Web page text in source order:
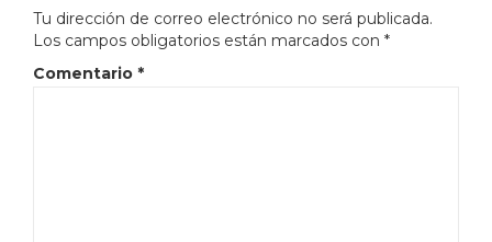
Tu dirección de correo electrónico no será publicada.
Los campos obligatorios están marcados con *
Comentario *